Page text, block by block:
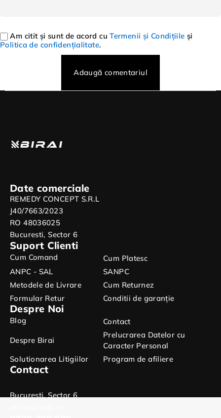
Am citit și sunt de acord cuTermenii și Condițiile și
Politica de confidențialitate.
Adaugă comentariul
Date comerciale
REMEDY CONCEPT S.R.L
J40/7663/2023
RO 48036025
Bucuresti, Sector 6
Suport Clienti
Cum Comand
Cum Platesc
ANPC - SAL
SANPC
Metodele de Livrare
Cum Returnez
Formular Retur
Conditii de garanție
Despre Noi
Blog
Contact
Despre Birai
Prelucrarea Datelor cu
Caracter Personal
Solutionarea Litigiilor
Program de afiliere
Contact
Bucuresti, Sector 6